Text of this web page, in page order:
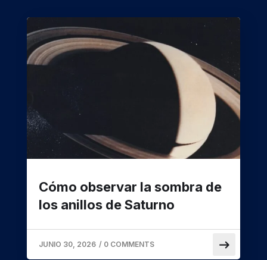
La atmósfera terrestre y
cómo afecta a la observación